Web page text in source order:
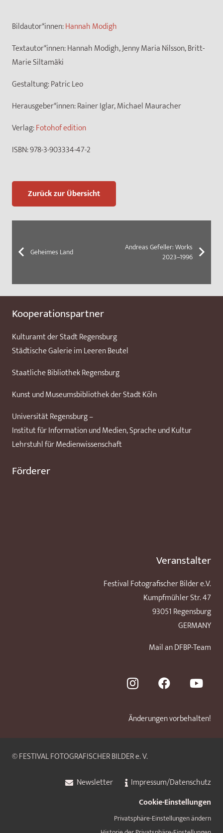
Bildautor*innen:Hannah Modigh
Textautor*innen:Hannah Modigh, Jenny Maria Nilsson, Britt-
Marie Siltamäki
Gestaltung:Patric Leo
Herausgeber*innen:Rainer Iglar, Michael Mauracher
Verlag:Fotohof edition
ISBN:978-3-903334-47-2
Zurück zur Übersicht
Geheimes Land
Andreas Gefeller: Works
2023–1996
Kooperationspartner
Kulturamt der Stadt Regensburg
Städtische Galerie im Leeren Beutel
Staatliche Bibliothek Regensburg
Kunst und Museumsbibliothek der Stadt Köln
Universität Regensburg –
Institut für Information und Medien, Sprache und Kultur
Lehrstuhl für Medienwissenschaft
Förderer
Veranstalter
Festival Fotografischer Bilder e.V.
Kumpfmühler Str. 47
93051 Regensburg
GERMANY
Mail an DFBP-Team
Änderungen vorbehalten!
© FESTIVAL FOTOGRAFISCHER BILDER e. V.
Newsletter
Impressum/Datenschutz
Cookie-Einstellungen
Privatsphäre-Einstellungen ändern